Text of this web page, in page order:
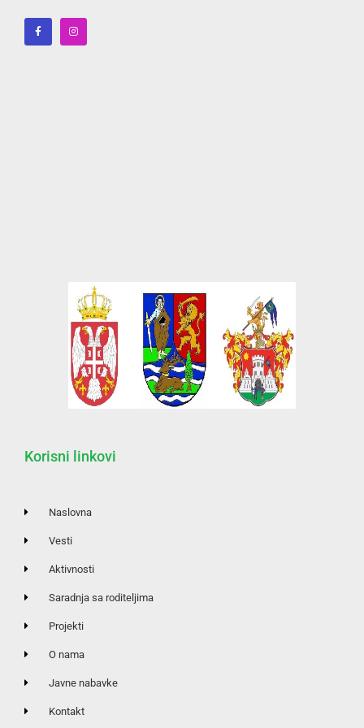
Korisni linkovi
Naslovna
Vesti
Aktivnosti
Saradnja sa roditeljima
Projekti
O nama
Javne nabavke
Kontakt